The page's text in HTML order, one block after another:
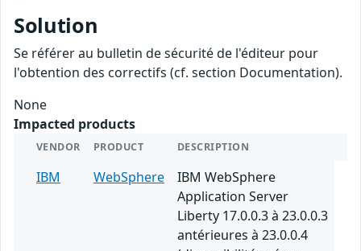
Solution
Se référer au bulletin de sécurité de l'éditeur pour
l'obtention des correctifs (cf. section Documentation).
None
Impacted products
VENDOR PRODUCT DESCRIPTION
IBM WebSphere
IBM WebSphere
Application Server
Liberty 17.0.0.3 à 23.0.0.3
antérieures à 23.0.0.4